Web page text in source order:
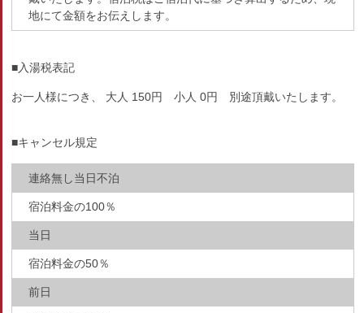
地にて金額をお伝えします。
■入湯税表記
お一人様につき、 大人 150円 小人 0円 別途頂戴いたします。
■キャンセル規定
連絡無し当日不泊
宿泊料金の100％
当日
宿泊料金の50％
前日